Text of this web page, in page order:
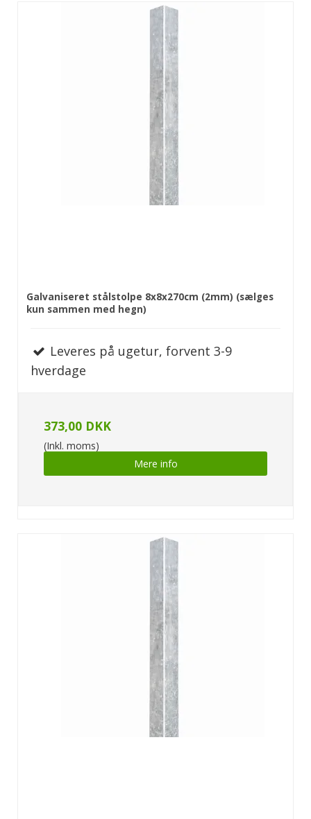
Galvaniseret stålstolpe 8x8x270cm (2mm) (sælges
kun sammen med hegn)
Leveres på ugetur, forvent 3-9
hverdage
373,00 DKK
(Inkl. moms)
Mere info